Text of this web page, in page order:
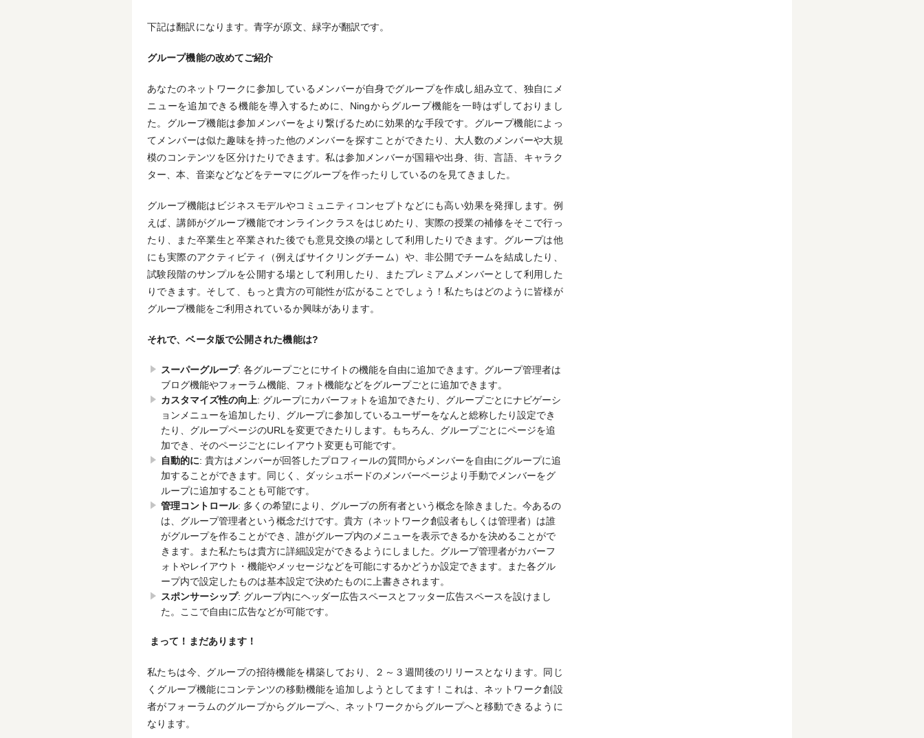
下記は翻訳になります。青字が原文、緑字が翻訳です。
グループ機能の改めてご紹介
あなたのネットワークに参加しているメンバーが自身でグループを作成し組み立て、独自にメ
ニューを追加できる機能を導入するために、Ningからグループ機能を一時はずしておりまし
た。グループ機能は参加メンバーをより繋げるために効果的な手段です。グループ機能によっ
てメンバーは似た趣味を持った他のメンバーを探すことができたり、大人数のメンバーや大規
模のコンテンツを区分けたりできます。私は参加メンバーが国籍や出身、街、言語、キャラク
ター、本、音楽などなどをテーマにグループを作ったりしているのを見てきました。
グループ機能はビジネスモデルやコミュニティコンセプトなどにも高い効果を発揮します。例
えば、講師がグループ機能でオンラインクラスをはじめたり、実際の授業の補修をそこで行っ
たり、また卒業生と卒業された後でも意見交換の場として利用したりできます。グループは他
にも実際のアクティビティ（例えばサイクリングチーム）や、非公開でチームを結成したり、
試験段階のサンプルを公開する場として利用したり、またプレミアムメンバーとして利用した
りできます。そして、もっと貴方の可能性が広がることでしょう！私たちはどのように皆様が
グループ機能をご利用されているか興味があります。
それで、ベータ版で公開された機能は?
スーパーグループ: 各グループごとにサイトの機能を自由に追加できます。グループ管理者は
ブログ機能やフォーラム機能、フォト機能などをグループごとに追加できます。
カスタマイズ性の向上: グループにカバーフォトを追加できたり、グループごとにナビゲーシ
ョンメニューを追加したり、グループに参加しているユーザーをなんと総称したり設定でき
たり、グループページのURLを変更できたりします。もちろん、グループごとにページを追
加でき、そのページごとにレイアウト変更も可能です。
自動的に: 貴方はメンバーが回答したプロフィールの質問からメンバーを自由にグループに追
加することができます。同じく、ダッシュボードのメンバーページより手動でメンバーをグ
ループに追加することも可能です。
管理コントロール: 多くの希望により、グループの所有者という概念を除きました。今あるの
は、グループ管理者という概念だけです。貴方（ネットワーク創設者もしくは管理者）は誰
がグループを作ることができ、誰がグループ内のメニューを表示できるかを決めることがで
きます。また私たちは貴方に詳細設定ができるようにしました。グループ管理者がカバーフ
ォトやレイアウト・機能やメッセージなどを可能にするかどうか設定できます。また各グル
ープ内で設定したものは基本設定で決めたものに上書きされます。
スポンサーシップ: グループ内にヘッダー広告スペースとフッター広告スペースを設けまし
た。ここで自由に広告などが可能です。
まって！まだあります！
私たちは今、グループの招待機能を構築しており、２～３週間後のリリースとなります。同じ
くグループ機能にコンテンツの移動機能を追加しようとしてます！これは、ネットワーク創設
者がフォーラムのグループからグループへ、ネットワークからグループへと移動できるように
なります。